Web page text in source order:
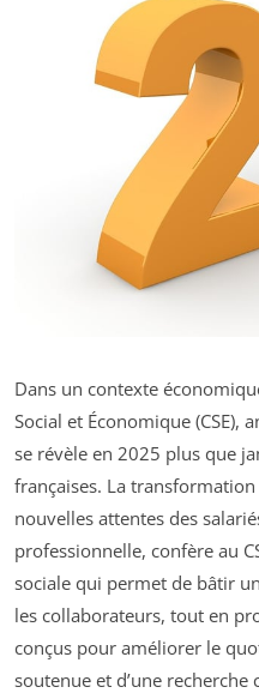
Dans un contexte
Social et Économique (CSE),
se révèle en 2025 plus que
françaises. La
nouvelles attentes des
professionnelle, confère au
sociale qui permet de bâtir
les collaborateurs, tout en
conçus pour améliorer le
soutenue et d’une